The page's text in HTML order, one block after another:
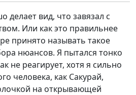
делает вид, что завязал с
Или как это правильнее
принято называть такое
нюансов. Я пытался тонко
не реагирует, хотя я сильно
человека, как Сакурай,
на открывающей